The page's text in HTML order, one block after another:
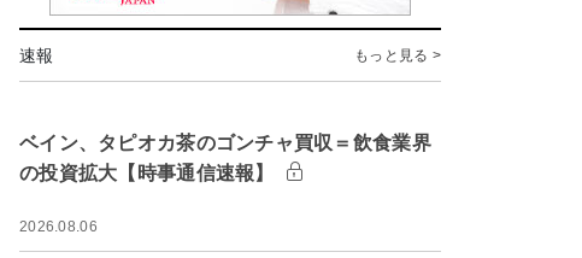
速報 もっと見る >
ベイン、タピオカ茶のゴンチャ買収＝飲食業界
の投資拡大【時事通信速報】
2026.08.06